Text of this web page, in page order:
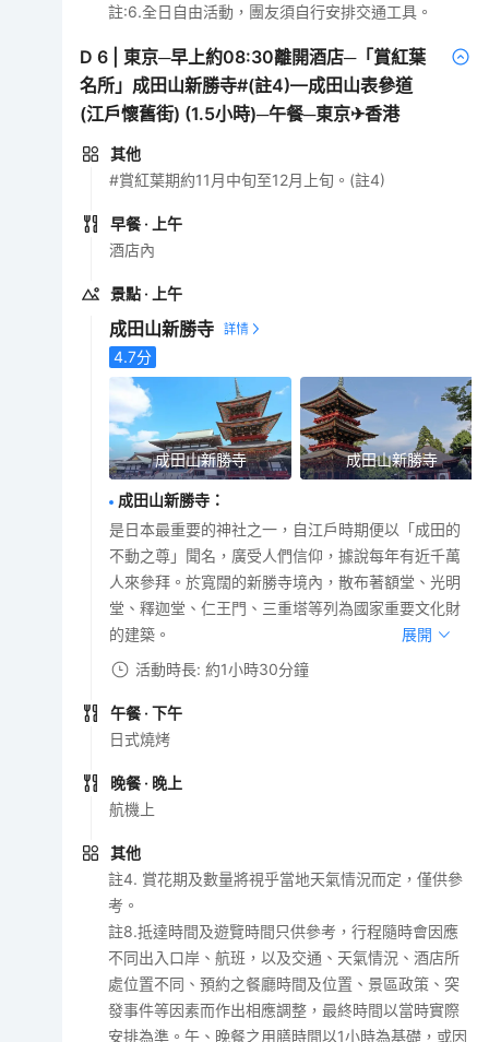
註:6.全日自由活動，團友須自行安排交通工具。
D6
東京─早上約08:30離開酒店─「賞紅葉
名所」成田山新勝寺#(註4)—成田山表參道
(江戶懷舊街) (1.5小時)─午餐─東京✈香港
其他
#賞紅葉期約11月中旬至12月上旬。(註4)
早餐 · 上午
酒店內
景點 · 上午
成田山新勝寺
4.7分
成田山新勝寺 成田山新勝寺
成田山新勝寺 ：
是日本最重要的神社之一，自江戶時期便以「成田的
不動之尊」聞名，廣受人們信仰，據說每年有近千萬
人來參拜。於寬闊的新勝寺境內，散布著額堂、光明
堂、釋迦堂、仁王門、三重塔等列為國家重要文化財
的建築。
展開
活動時長: 約1小時30分鐘
午餐 · 下午
日式燒烤
晚餐 · 晚上
航機上
其他
註4. 賞花期及數量將視乎當地天氣情況而定，僅供參
考。
註8.抵達時間及遊覽時間只供參考，行程隨時會因應
不同出入口岸、航班，以及交通、天氣情況、酒店所
處位置不同、預約之餐廳時間及位置、景區政策、突
發事件等因素而作出相應調整，最終時間以當時實際
安排為準。午、晚餐之用膳時間以1小時為基礎，或因